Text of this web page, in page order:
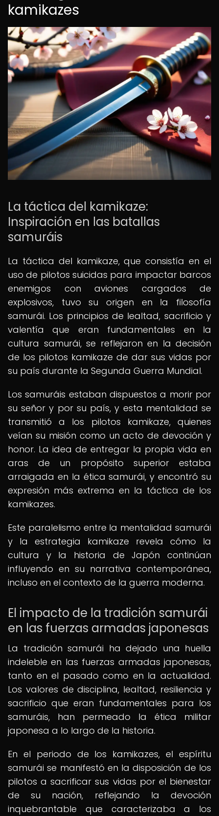
kamikazes
La táctica del kamikaze:
Inspiración en las batallas
samuráis
La táctica del kamikaze, que consistía en el
uso de pilotos suicidas para impactar barcos
enemigos con aviones cargados de
explosivos, tuvo su origen en la filosofía
samurái. Los principios de lealtad, sacrificio y
valentía que eran fundamentales en la
cultura samurái, se reflejaron en la decisión
de los pilotos kamikaze de dar sus vidas por
su país durante la Segunda Guerra Mundial.
Los samuráis estaban dispuestos a morir por
su señor y por su país, y esta mentalidad se
transmitió a los pilotos kamikaze, quienes
veían su misión como un acto de devoción y
honor. La idea de entregar la propia vida en
aras de un propósito superior estaba
arraigada en la ética samurái, y encontró su
expresión más extrema en la táctica de los
kamikazes.
Este paralelismo entre la mentalidad samurái
y la estrategia kamikaze revela cómo la
cultura y la historia de Japón continúan
influyendo en su narrativa contemporánea,
incluso en el contexto de la guerra moderna.
El impacto de la tradición samurái
en las fuerzas armadas japonesas
La tradición samurái ha dejado una huella
indeleble en las fuerzas armadas japonesas,
tanto en el pasado como en la actualidad.
Los valores de disciplina, lealtad, resiliencia y
sacrificio que eran fundamentales para los
samuráis, han permeado la ética militar
japonesa a lo largo de la historia.
En el periodo de los kamikazes, el espíritu
samurái se manifestó en la disposición de los
pilotos a sacrificar sus vidas por el bienestar
de su nación, reflejando la devoción
inquebrantable que caracterizaba a los